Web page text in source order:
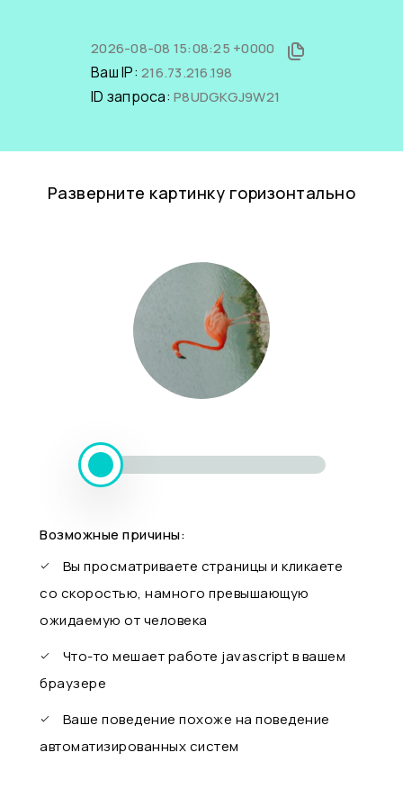
2026-08-08 15:08:25 +0000
Ваш IP: 216.73.216.198
ID запроса: P8UDGKGJ9W21
Разверните картинку горизонтально
Возможные причины:
Вы просматриваете страницы и кликаете
со скоростью, намного превышающую
ожидаемую от человека
Что-то мешает работе javascript в вашем
браузере
Ваше поведение похоже на поведение
автоматизированных систем